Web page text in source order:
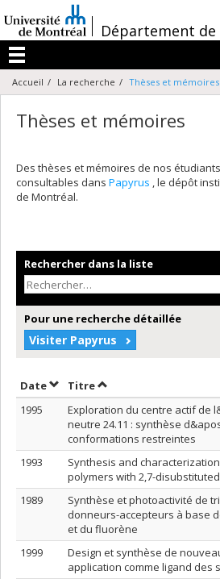
au
contenu
/Département de
Menu
Accueil La recherche Thèses et mémoires
Thèses et mémoires
Des thèses et mémoires de nos
consultables dans Papyrus , le dépôt
de Montréal.
Rechercher dans la liste
Pour une recherche détaillée
Visiter Papyrus
DateTrier par date en ordre croissant
TitreTrier par titre en ordre
1995
Exploration du centre actif de
neutre 24.11 : synthèse
conformations restreintes
1993
Synthesis and
polymers with 2,7-
1989
Synthèse et photoactivité de
donneurs-accepteurs à base
et du fluorène
1999
Design et synthèse de
application comme ligand des